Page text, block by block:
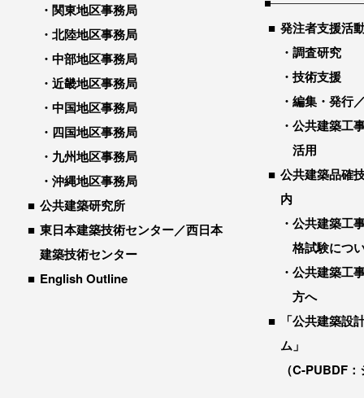
関東地区事務局
北陸地区事務局
中部地区事務局
近畿地区事務局
中国地区事務局
四国地区事務局
九州地区事務局
沖縄地区事務局
公共建築研究所
東日本建築技術センター／西日本
建築技術センター
English Outline
発注者支援活
調査研究
技術支援
編集・発行
公共建築工
活用
公共建築品確
内
公共建築工
格試験につ
公共建築工
方へ
「公共建築設
ム」
（C-PUBDF